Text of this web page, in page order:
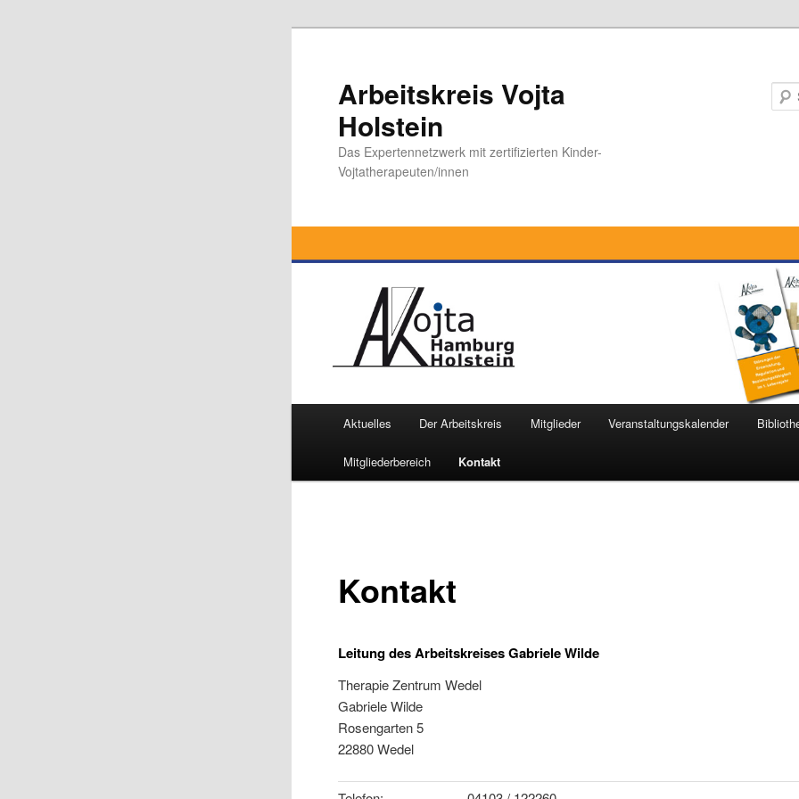
Arbeitskreis Vojta
Holstein
Das Expertennetzwerk mit zertifizierten Kinder-
Vojtatherapeuten/innen
Aktuelles Der Arbeitskreis Mitglieder Veranstaltungskalender
Mitgliederbereich Kontakt
Kontakt
Leitung des Arbeitskreises Gabriele Wilde
Therapie Zentrum Wedel
Gabriele Wilde
Rosengarten 5
22880 Wedel